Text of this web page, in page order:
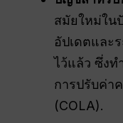
สมัยใหม่ใน
อัปเดตและ
ไว้แล้ว ซึ่งท
การปรับค่า
(COLA).